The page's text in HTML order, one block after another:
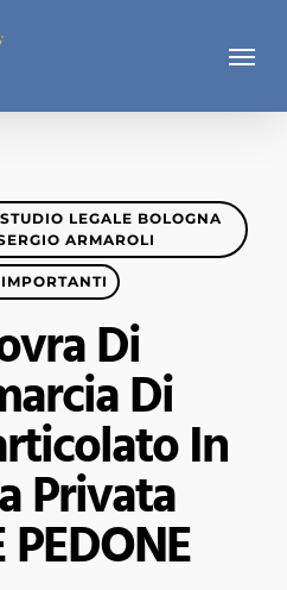
Menu
LEGALE BOLOGNA
ARMAROLI
Di
Di
In
Privata